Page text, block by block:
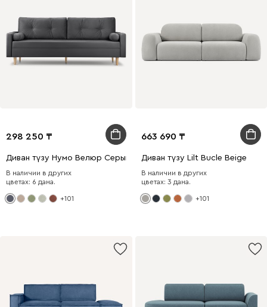
298 250
Диван түзу Нумо Велюр Серый
В наличии в других
цветах: 6 дана.
+101
663 690
Диван түзу Lilt Bucle Beige
В наличии в других
цветах: 3 дана.
+101